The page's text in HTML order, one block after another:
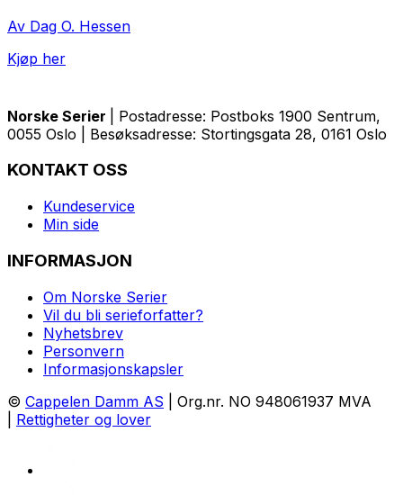
Av Dag O. Hessen
Kjøp her
Norske Serier
| Postadresse: Postboks 1900 Sentrum,
0055 Oslo | Besøksadresse: Stortingsgata 28, 0161 Oslo
KONTAKT OSS
Kundeservice
Min side
INFORMASJON
Om Norske Serier
Vil du bli serieforfatter?
Nyhetsbrev
Personvern
Informasjonskapsler
© Cappelen Damm AS | Org.nr. NO 948061937 MVA
Rettigheter og lover